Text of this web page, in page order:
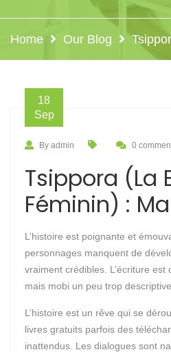
Home Our Blog
18
Sep
By admin 0
Tsippora (La
Féminin) :
L’histoire est poignante et
personnages manquent de
vraiment crédibles. L’écriture est
mais mobi un peu trop
L’histoire est un rêve qui se
livres gratuits parfois des
inattendus. Les dialogues sont